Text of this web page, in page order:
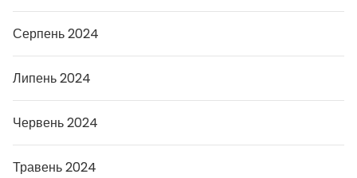
Серпень 2024
Липень 2024
Червень 2024
Травень 2024